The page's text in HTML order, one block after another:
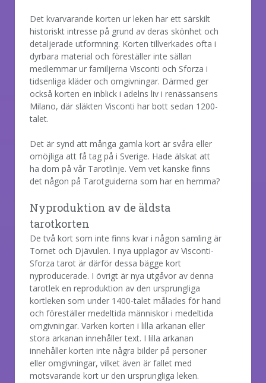
Det kvarvarande korten ur leken har ett särskilt
historiskt intresse på grund av deras skönhet och
detaljerade utformning. Korten tillverkades ofta i
dyrbara material och föreställer inte sällan
medlemmar ur familjerna Visconti och Sforza i
tidsenliga kläder och omgivningar. Därmed ger
också korten en inblick i adelns liv i renässansens
Milano, där släkten Visconti har bott sedan 1200-
talet.
Det är synd att många gamla kort är svåra eller
omöjliga att få tag på i Sverige. Hade älskat att
ha dom på vår Tarotlinje. Vem vet kanske finns
det någon på Tarotguiderna som har en hemma?
Nyproduktion av de äldsta
tarotkorten
De två kort som inte finns kvar i någon samling är
Tornet och Djävulen. I nya upplagor av Visconti-
Sforza tarot är därför dessa bägge kort
nyproducerade. I övrigt är nya utgåvor av denna
tarotlek en reproduktion av den ursprungliga
kortleken som under 1400-talet målades för hand
och föreställer medeltida människor i medeltida
omgivningar. Varken korten i lilla arkanan eller
stora arkanan innehåller text. I lilla arkanan
innehåller korten inte några bilder på personer
eller omgivningar, vilket även är fallet med
motsvarande kort ur den ursprungliga leken.